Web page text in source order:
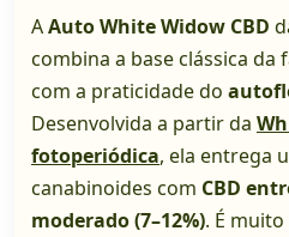
AAuto White Widow CBD
combina a base clássica da
com a praticidade do
Desenvolvida a partir da
fotoperiódica, ela entrega
canabinoides com CBD
moderado (7–12%). É